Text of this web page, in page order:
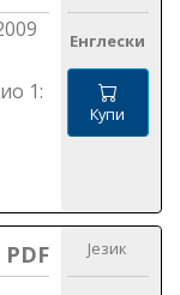
1:
Енглески
Купи
PDF Језик